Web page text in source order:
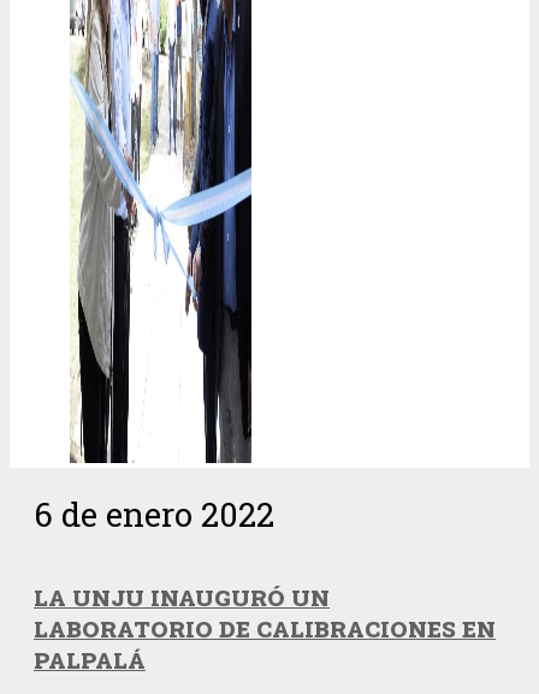
6 de enero 2022
LA UNJU INAUGURÓ UN
LABORATORIO DE CALIBRACIONES EN
PALPALÁ